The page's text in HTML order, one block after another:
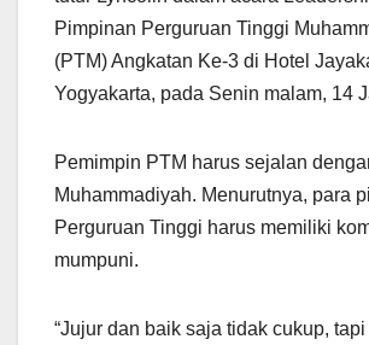
Pimpinan Perguruan Tinggi
(PTM) Angkatan Ke-3 di Hotel
Yogyakarta, pada Senin malam, 14
Pemimpin PTM harus sejalan
Muhammadiyah. Menurutnya, para
Perguruan Tinggi harus memiliki
mumpuni.
“Jujur dan baik saja tidak cukup, tapi